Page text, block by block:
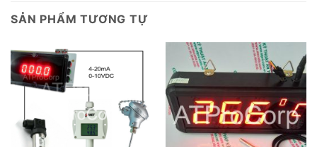
SẢN PHẨM TƯƠNG TỰ